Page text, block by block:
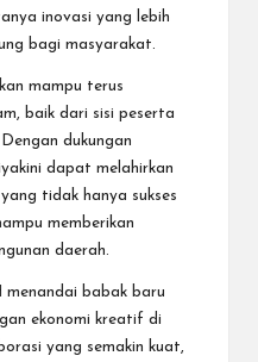
inovasi yang lebih
bagi masyarakat.
mampu terus
baik dari sisi peserta
dukungan
dapat melahirkan
tidak hanya sukses
memberikan
daerah.
menandai babak baru
ekonomi kreatif di
yang semakin kuat,